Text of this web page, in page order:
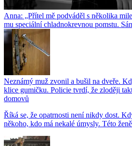
Anna: „Přítel mě podváděl s několika
mu speciální chladnokrevnou pomstu.
Neznámý muž zvonil a bušil na dveře.
klice gumičku. Policie tvrdí, že zloději
domovů
Říká se, že opatrnosti není nikdy dost.
někoho, kdo má nekalé úmysly. Této